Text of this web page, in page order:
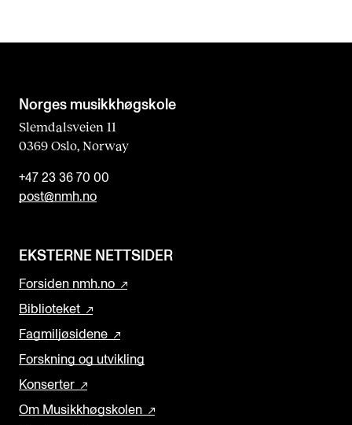
b
l
a
n
k
Norges musikk­høgskole
Slemdalsveien 11
0369 Oslo, Norway
+47 23 36 70 00
post@nmh.no
EKSTERNE NETTSIDER
Forsiden nmh.no
Biblioteket
Fagmiljøsidene
Forskning og utvikling
Konserter
Om Musikkhøgskolen